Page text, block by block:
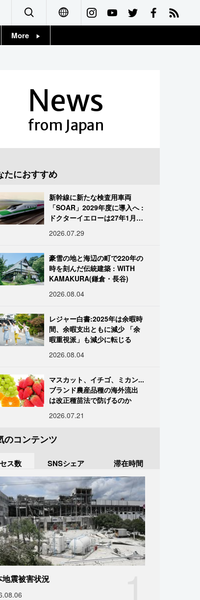
Français
More
News
from Japan
たにおすすめ
新幹線に新たな検査用車両
「SOAR」2029年度に導入へ :
ドクターイエローは27年1月に
2026.07.29
豪雪の地と海辺の町で220年の
時を刻んだ伝統建築 : WITH
KAMAKURA(鎌倉・長谷)
2026.08.04
レジャー白書:2025年は余暇時
間、余暇支出ともに減少 「余
暇重視派」も減少に転じる
2026.08.04
マスカット、イチゴ、ミカン...
ブランド農産品種の海外流出
は改正種苗法で防げるのか
2026.07.21
のコンテンツ
ス数 SNSシェア 滞在時間
地震被害状況